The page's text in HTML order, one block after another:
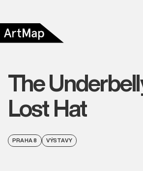
The
Lost Hat
PRAHA 8 VÝSTAVY